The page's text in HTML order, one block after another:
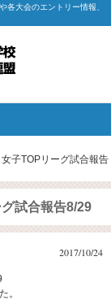
各大会のエントリー情報、
子TOPリーグ試合報告
試合報告8/29
2017/10/24
。